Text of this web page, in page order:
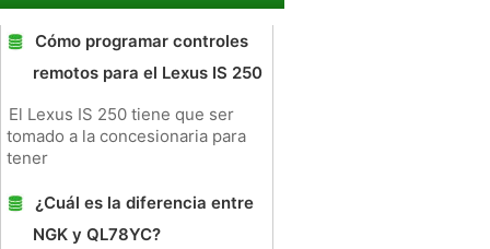
Cómo programar controles
remotos para el Lexus IS 250
El Lexus IS 250 tiene que ser
tomado a la concesionaria para
tener
¿Cuál es la diferencia entre
NGK y QL78YC?